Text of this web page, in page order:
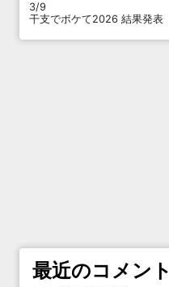
3/9
干支でボケて2026 結果発表
最近のコメント